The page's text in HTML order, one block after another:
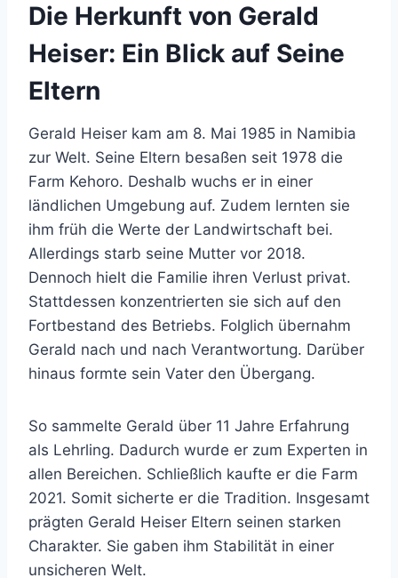
Die Herkunft von Gerald
Heiser: Ein Blick auf Seine
Eltern
Gerald Heiser kam am 8. Mai 1985 in Namibia
zur Welt. Seine Eltern besaßen seit 1978 die
Farm Kehoro. Deshalb wuchs er in einer
ländlichen Umgebung auf. Zudem lernten sie
ihm früh die Werte der Landwirtschaft bei.
Allerdings starb seine Mutter vor 2018.
Dennoch hielt die Familie ihren Verlust privat.
Stattdessen konzentrierten sie sich auf den
Fortbestand des Betriebs. Folglich übernahm
Gerald nach und nach Verantwortung. Darüber
hinaus formte sein Vater den Übergang.
So sammelte Gerald über 11 Jahre Erfahrung
als Lehrling. Dadurch wurde er zum Experten in
allen Bereichen. Schließlich kaufte er die Farm
2021. Somit sicherte er die Tradition. Insgesamt
prägten Gerald Heiser Eltern seinen starken
Charakter. Sie gaben ihm Stabilität in einer
unsicheren Welt.